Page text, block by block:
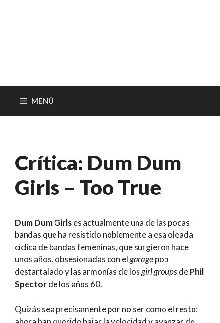
MENÚ
Crítica: Dum Dum
Girls – Too True
Dum Dum Girlses actualmente una de las pocas
bandas que ha resistido noblemente a esa oleada
cíclica de bandas femeninas, que surgieron hace
unos años, obsesionadas con elgaragepop
destartalado y las armonías de losgirl groupsdePhil
Spectorde los años 60.
Quizás sea precisamente por no ser como el resto: